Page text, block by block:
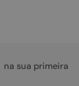
na sua primeira